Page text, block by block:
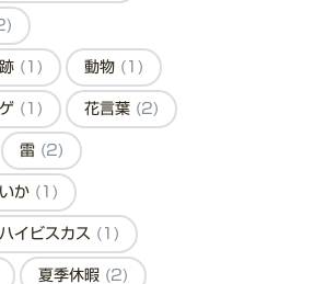
(1) 動物 (1)
(1) 花言葉 (2)
雷 (2)
か (1)
ハイビスカス (1)
夏季休暇 (2)